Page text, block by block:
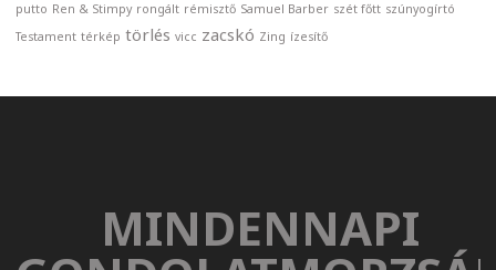
putto Ren & Stimpy rongált rémisztő Samuel Barber szét főtt szúnyogírtó
Testament térkép törlés vicc zacskó Zing ízesítő
MINDENNAPI